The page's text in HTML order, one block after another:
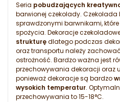
Seria pobudzających
barwionej czekolady. Czekolada
sprawdzonymi barwnikami, które
spożycia. Dekoracje
strukturędlatego podczas
oraz transportu należy
ostrożność. Bardzo ważna jest
przechowywania dekoracji oraz
ponieważ dekoracje są bardzo
wysokich temperatur.
przechowywania to 15-18°C.